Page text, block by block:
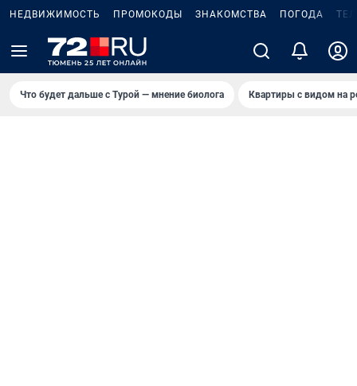
НЕДВИЖИМОСТЬ ПРОМОКОДЫ ЗНАКОМСТВА ПОГОДА
Что будет дальше с Турой — мнение биолога Квартиры с видом на